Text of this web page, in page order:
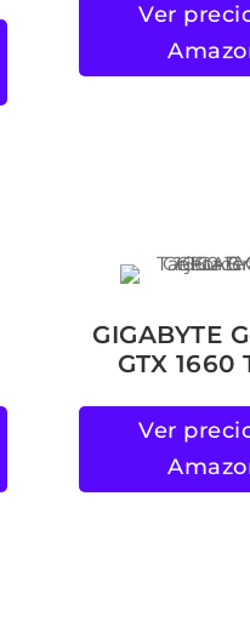
Ver
GIGABYTE
GTX 1660
Ver